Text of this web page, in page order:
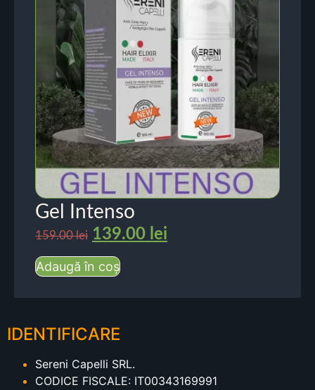
Gel Intenso
159.00lei 139.00 lei
Adaugă în coș
IDENTIFICARE
Sereni Capelli SRL.
CODICE FISCALE: IT00343169991